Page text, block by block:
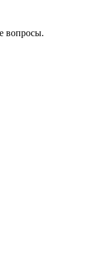
вопросы.